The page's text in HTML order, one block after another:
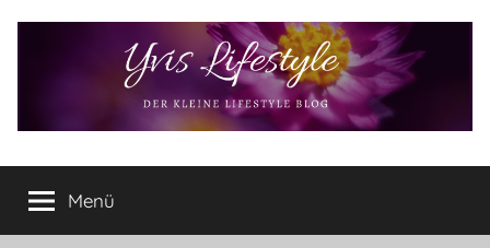
Yvis
Lifestyle
Lifestyle
Blog
Menü